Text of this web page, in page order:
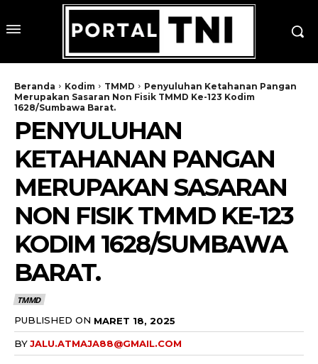
Beranda Kodim TMMD
Penyuluhan Ketahanan Pangan
Merupakan Sasaran Non Fisik TMMD Ke-123 Kodim
1628/Sumbawa Barat.
PENYULUHAN
KETAHANAN PANGAN
MERUPAKAN SASARAN
NON FISIK TMMD KE-123
KODIM 1628/SUMBAWA
BARAT.
TMMD
PUBLISHED ON MARET 18, 2025
BYJALU.ATMAJA88@GMAIL.COM